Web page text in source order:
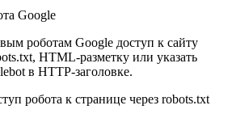
Google
роботам Google доступ к сайту
HTML-разметку или указать
в HTTP-заголовке.
робота к странице через robots.txt